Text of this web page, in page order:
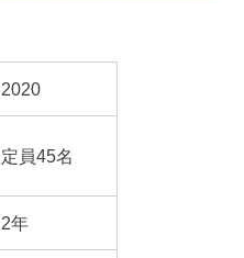
2020
定員45名
2年